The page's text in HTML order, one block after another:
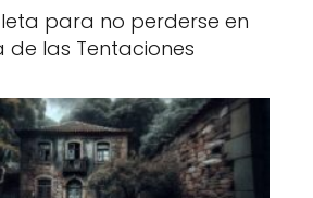
para no perderse en
de las Tentaciones